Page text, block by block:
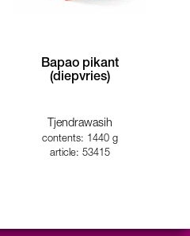
Bapao pikant
(diepvries)
Tjendrawasih
contents: 1440 g
article: 53415